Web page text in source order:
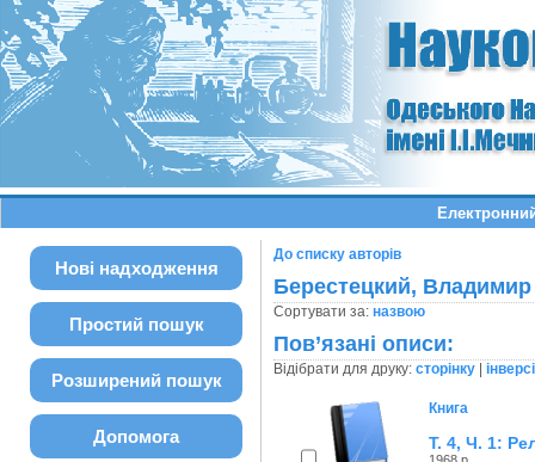
Нові надходження
Простий пошук
Розширений пошук
Допомога
До списку авторів
Берестецкий,
Сортувати за: назвою
Пов’язані описи:
Відібрати для друку: сторінку|
Книга
Т. 4, Ч. 1: